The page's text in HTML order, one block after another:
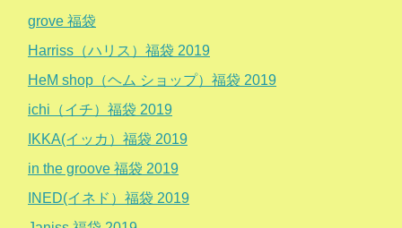
grove 福袋
Harriss（ハリス）福袋 2019
HeM shop（ヘム ショップ）福袋 2019
ichi（イチ）福袋 2019
IKKA(イッカ）福袋 2019
in the groove 福袋 2019
INED(イネド）福袋 2019